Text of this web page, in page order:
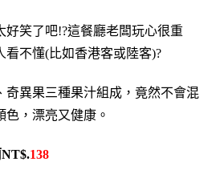
好笑了吧!?這餐廳老闆玩心很重
看不懂(比如香港客或陸客)?
奇異果三種果汁組成，竟然不會混
，漂亮又健康。
138